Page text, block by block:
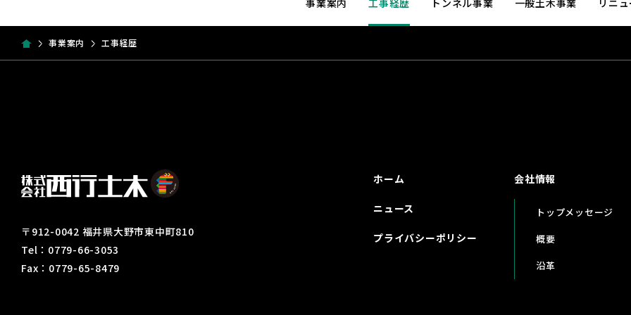
事業案内 工事経歴 トンネル事業 一般土木事業 リニ
事業案内 工事経歴
〒912-0042 福井県大野市東中町810
Tel：0779-66-3053
Fax：0779-65-8479
ホーム
ニュース
プライバシーポリシー
会社情報
トップメッセージ
概要
沿革